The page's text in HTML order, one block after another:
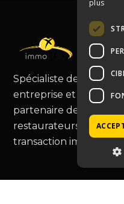
Spécialiste de la
entreprise et murs
partenaire de choix
restaurateurs, vous
transaction
plus